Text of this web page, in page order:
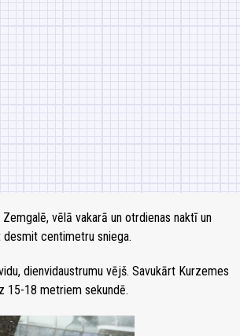
vēlā vakarā un otrdienas naktī un
centimetru sniega.
dienvidaustrumu vējš. Savukārt Kurzemes
15-18 metriem sekundē.